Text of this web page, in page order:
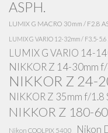
ASPH.
LUMIX G MACRO 30mm / F2.8
LUMIX G VARIO 12-32mm / F3.5-5.6
LUMIX G VARIO 14-
NIKKOR Z 14-30mm f/
NIKKOR Z 24-
NIKKOR Z 35mm f/1.8
NIKKOR Z 180-
Nikon COOLPIX 5400 Nikon